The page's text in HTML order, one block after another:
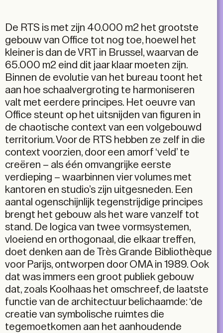
De RTS is met zijn 40.000 m2 het grootste
gebouw van Office tot nog toe, hoewel het
kleiner is dan de VRT in Brussel, waarvan de
65.000 m2 eind dit jaar klaar moeten zijn.
Binnen de evolutie van het bureau toont het
aan hoe schaalvergroting te harmoniseren
valt met eerdere principes. Het oeuvre van
Office steunt op het uitsnijden van figuren in
de chaotische context van een volgebouwd
territorium. Voor de RTS hebben ze zelf in die
context voorzien, door een amorf ‘veld’ te
creëren – als één omvangrijke eerste
verdieping – waarbinnen vier volumes met
kantoren en studio’s zijn uitgesneden. Een
aantal ogenschijnlijk tegenstrijdige principes
brengt het gebouw als het ware vanzelf tot
stand. De logica van twee vormsystemen,
vloeiend en orthogonaal, die elkaar treffen,
doet denken aan de Très Grande Bibliothèque
voor Parijs, ontworpen door OMA in 1989. Ook
dat was immers een groot publiek gebouw
dat, zoals Koolhaas het omschreef, de laatste
functie van de architectuur belichaamde: ‘de
creatie van symbolische ruimtes die
tegemoetkomen aan het aanhoudende